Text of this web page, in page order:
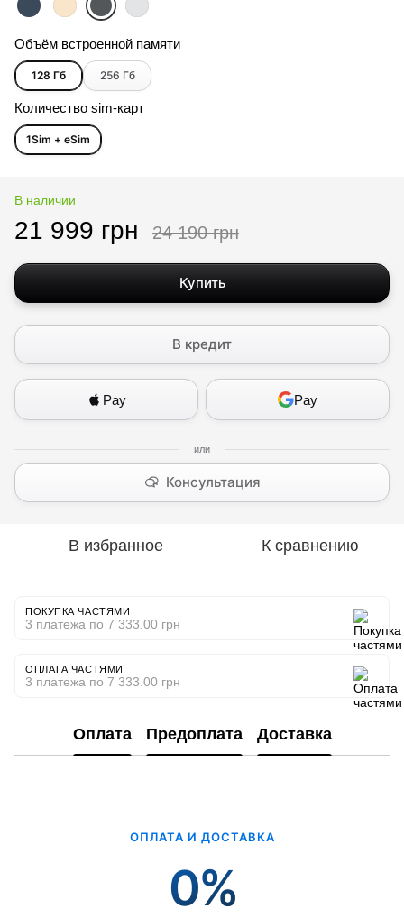
Объём встроенной памяти
128 Гб 256 Гб
Количество sim-карт
1Sim + eSim
В наличии
21 999 грн 24 190 грн
Купить
В кредит
Pay Pay
Консультация
В избранное К сравнению
ПОКУПКА ЧАСТЯМИ
3 платежа по 7 333.00 грн
ОПЛАТА ЧАСТЯМИ
3 платежа по 7 333.00 грн
Оплата Предоплата Доставка
ОПЛАТА И ДОСТАВКА
0%